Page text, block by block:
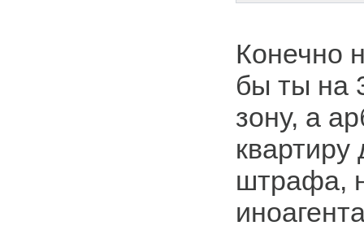
Конечно
бы ты на
зону, а
штрафа,